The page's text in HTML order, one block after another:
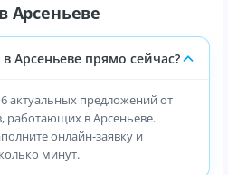
Арсеньеве
Арсеньеве прямо сейчас?
актуальных предложений от
работающих в Арсеньеве.
онлайн-заявку и
минут.